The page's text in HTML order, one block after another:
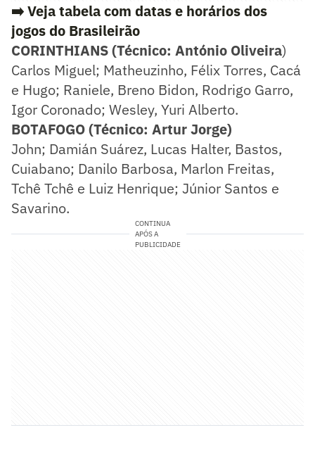
➡️ Veja tabela com datas e horários dos
jogos do Brasileirão
CORINTHIANS (Técnico: António Oliveira)
Carlos Miguel; Matheuzinho, Félix Torres, Cacá
e Hugo; Raniele, Breno Bidon, Rodrigo Garro,
Igor Coronado; Wesley, Yuri Alberto.
BOTAFOGO (Técnico: Artur Jorge)
John; Damián Suárez, Lucas Halter, Bastos,
Cuiabano; Danilo Barbosa, Marlon Freitas,
Tchê Tchê e Luiz Henrique; Júnior Santos e
Savarino.
CONTINUA
APÓS A
PUBLICIDADE